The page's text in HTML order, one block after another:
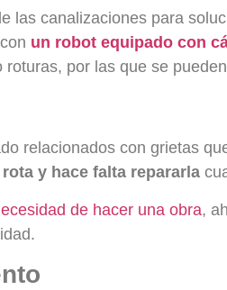
las canalizaciones para
un robot equipado con
por las que se
relacionados con grietas
y hace falta repararla
de hacer una obra,